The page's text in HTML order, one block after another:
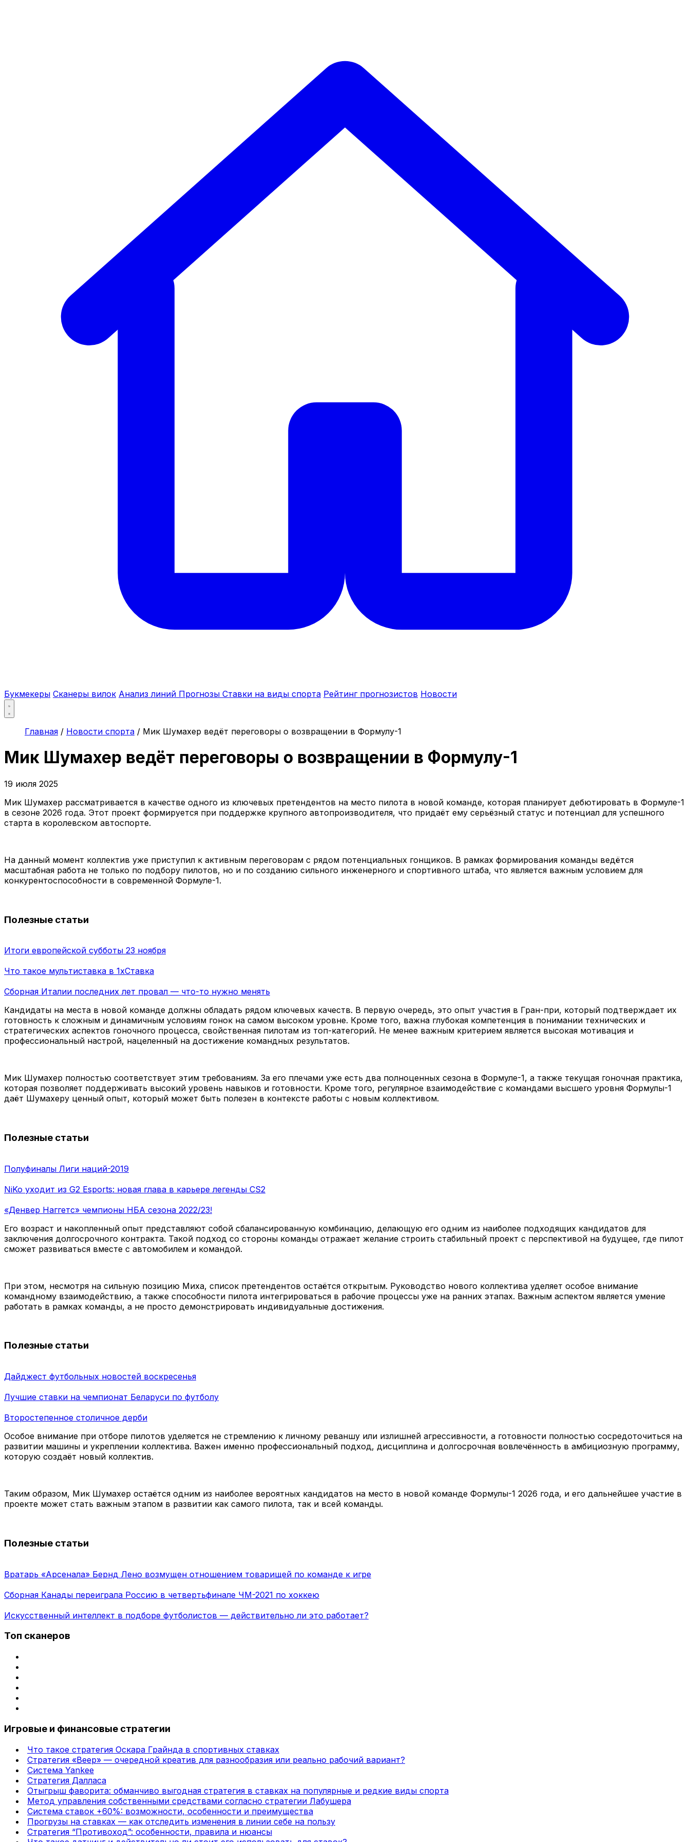
Букмекеры Сканеры вилок Анализ линий Прогнозы Ставки на виды спорта Рейтинг прогнозистов Новости
Главная / Новости спорта / Мик Шумахер ведёт переговоры о возвращении в Формулу-1
Мик Шумахер ведёт переговоры о возвращении в Формулу-1
19 июля 2025
Мик Шумахер рассматривается в качестве одного из ключевых претендентов на место пилота в новой команде, которая планирует дебютировать в Формуле-1
в сезоне 2026 года. Этот проект формируется при поддержке крупного автопроизводителя, что придаёт ему серьёзный статус и потенциал для успешного
старта в королевском автоспорте.
На данный момент коллектив уже приступил к активным переговорам с рядом потенциальных гонщиков. В рамках формирования команды ведётся
масштабная работа не только по подбору пилотов, но и по созданию сильного инженерного и спортивного штаба, что является важным условием для
конкурентоспособности в современной Формуле-1.
Полезные статьи
Итоги европейской субботы 23 ноября
Что такое мультиставка в 1xСтавка
Сборная Италии последних лет провал — что-то нужно менять
Кандидаты на места в новой команде должны обладать рядом ключевых качеств. В первую очередь, это опыт участия в Гран-при, который подтверждает их
готовность к сложным и динамичным условиям гонок на самом высоком уровне. Кроме того, важна глубокая компетенция в понимании технических и
стратегических аспектов гоночного процесса, свойственная пилотам из топ-категорий. Не менее важным критерием является высокая мотивация и
профессиональный настрой, нацеленный на достижение командных результатов.
Мик Шумахер полностью соответствует этим требованиям. За его плечами уже есть два полноценных сезона в Формуле-1, а также текущая гоночная практика,
которая позволяет поддерживать высокий уровень навыков и готовности. Кроме того, регулярное взаимодействие с командами высшего уровня Формулы-1
даёт Шумахеру ценный опыт, который может быть полезен в контексте работы с новым коллективом.
Полезные статьи
Полуфиналы Лиги наций-2019
NiKo уходит из G2 Esports: новая глава в карьере легенды CS2
«Денвер Наггетс» чемпионы НБА сезона 2022/23!
Его возраст и накопленный опыт представляют собой сбалансированную комбинацию, делающую его одним из наиболее подходящих кандидатов для
заключения долгосрочного контракта. Такой подход со стороны команды отражает желание строить стабильный проект с перспективой на будущее, где пилот
сможет развиваться вместе с автомобилем и командой.
При этом, несмотря на сильную позицию Миха, список претендентов остаётся открытым. Руководство нового коллектива уделяет особое внимание
командному взаимодействию, а также способности пилота интегрироваться в рабочие процессы уже на ранних этапах. Важным аспектом является умение
работать в рамках команды, а не просто демонстрировать индивидуальные достижения.
Полезные статьи
Дайджест футбольных новостей воскресенья
Лучшие ставки на чемпионат Беларуси по футболу
Второстепенное столичное дерби
Особое внимание при отборе пилотов уделяется не стремлению к личному реваншу или излишней агрессивности, а готовности полностью сосредоточиться на
развитии машины и укреплении коллектива. Важен именно профессиональный подход, дисциплина и долгосрочная вовлечённость в амбициозную программу,
которую создаёт новый коллектив.
Таким образом, Мик Шумахер остаётся одним из наиболее вероятных кандидатов на место в новой команде Формулы-1 2026 года, и его дальнейшее участие в
проекте может стать важным этапом в развитии как самого пилота, так и всей команды.
Полезные статьи
Вратарь «Арсенала» Бернд Лено возмущен отношением товарищей по команде к игре
Сборная Канады переиграла Россию в четвертьфинале ЧМ-2021 по хоккею
Искусственный интеллект в подборе футболистов — действительно ли это работает?
Топ сканеров
Игровые и финансовые стратегии
Что такое стратегия Оскара Грайнда в спортивных ставках
Стратегия «Веер» — очередной креатив для разнообразия или реально рабочий вариант?
Система Yankee
Стратегия Далласа
Отыгрыш фаворита: обманчиво выгодная стратегия в ставках на популярные и редкие виды спорта
Метод управления собственными средствами согласно стратегии Лабушера
Система ставок +60%: возможности, особенности и преимущества
Прогрузы на ставках — как отследить изменения в линии себе на пользу
Стратегия “Противоход”: особенности, правила и нюансы